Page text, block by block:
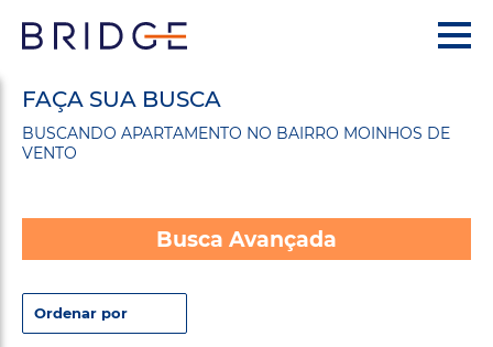
FAÇA SUA BUSCA
BUSCANDO APARTAMENTO NO BAIRRO MOINHOS DE
VENTO
Busca Avançada